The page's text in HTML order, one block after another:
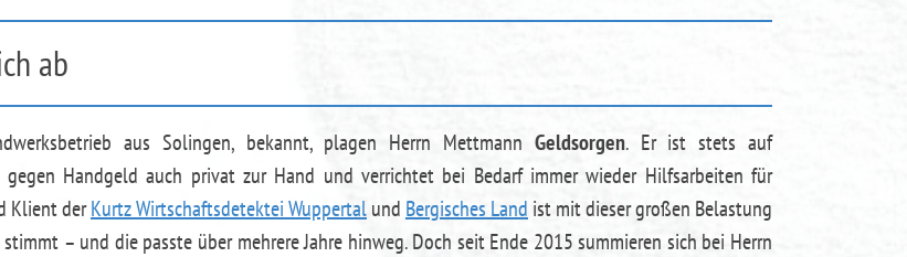
ab
aus Solingen, bekannt, plagen Herrn Mettmann Geldsorgen. Er ist stets auf
Handgeld auch privat zur Hand und verrichtet bei Bedarf immer wieder Hilfsarbeiten für
Klient derKurtz Wirtschaftsdetektei Wuppertalund Bergisches Land ist mit dieser großen Belastung
– und die passte über mehrere Jahre hinweg. Doch seit Ende 2015 summieren sich bei Herrn